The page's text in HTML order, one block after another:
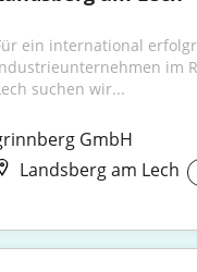
ein international
im
suchen wir...
GmbH
Landsberg am Lech